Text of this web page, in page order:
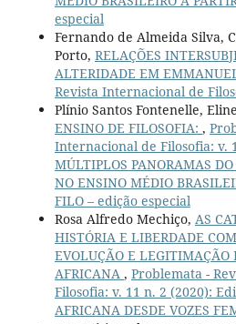
especial
Fernando de Almeida Silva,
Porto, RELAÇÕES
ALTERIDADE EM
Revista Internacional de
Plínio Santos Fontenelle,
ENSINO DE FILOSOFIA: ,
Internacional de Filosofia: v.
MÚLTIPLOS PANORAMAS
NO ENSINO MÉDIO
FILO – edição especial
Rosa Alfredo Mechiço, AS
HISTÓRIA E LIBERDADE
EVOLUÇÃO E LEGITIMAÇÃO
AFRICANA , Problemata -
Filosofia: v. 11 n. 2 (2020):
AFRICANA DESDE VOZES